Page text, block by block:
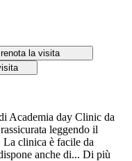
la visita
Academia day Clinic da
leggendo il
clinica è facile da
anche di... Di più